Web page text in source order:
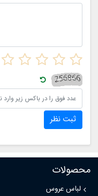
ثبت نظر
محصولات
لباس عروس